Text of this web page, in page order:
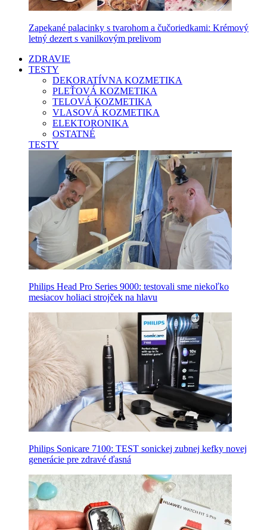
Zapekané palacinky s tvarohom a čučoriedkami: Krémový
letný dezert s vanilkovým prelivom
ZDRAVIE
TESTY
DEKORATÍVNA KOZMETIKA
PLEŤOVÁ KOZMETIKA
TELOVÁ KOZMETIKA
VLASOVÁ KOZMETIKA
ELEKTORONIKA
OSTATNÉ
TESTY
Philips Head Pro Series 9000: testovali sme niekoľko
mesiacov holiaci strojček na hlavu
Philips Sonicare 7100: TEST sonickej zubnej kefky novej
generácie pre zdravé ďasná